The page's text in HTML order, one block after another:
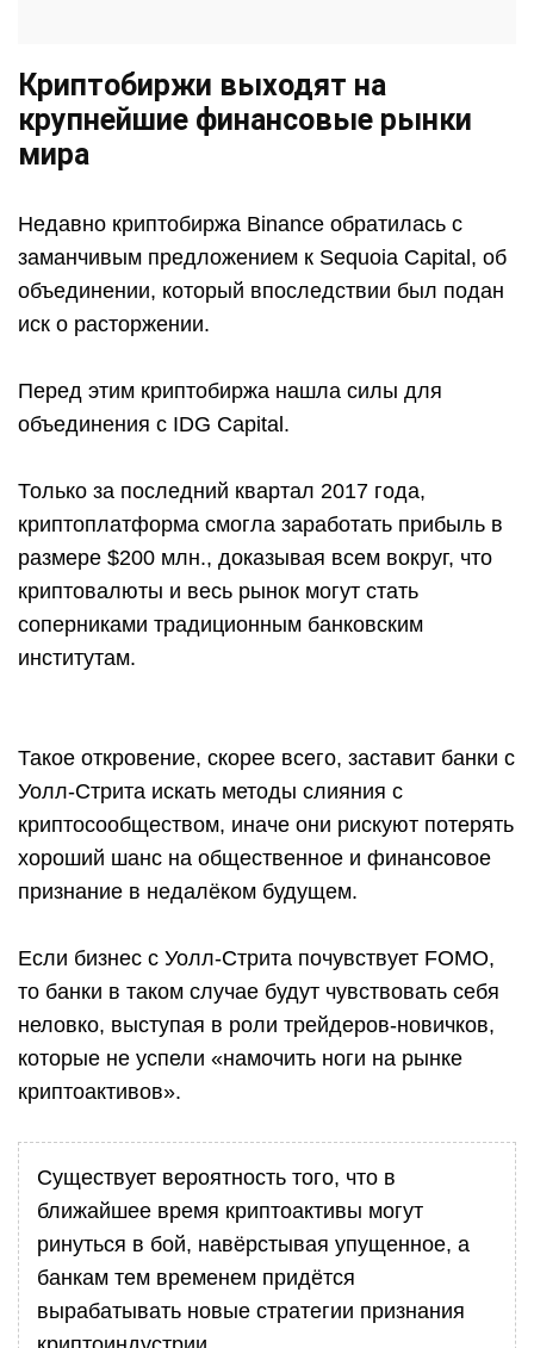
Криптобиржи выходят на
крупнейшие финансовые рынки
мира
Недавно криптобиржа Binance обратилась с
заманчивым предложением к Sequoia Capital, об
объединении, который впоследствии был подан
иск о расторжении.
Перед этим криптобиржа нашла силы для
объединения с IDG Capital.
Только за последний квартал 2017 года,
криптоплатформа смогла заработать прибыль в
размере $200 млн., доказывая всем вокруг, что
криптовалюты и весь рынок могут стать
соперниками традиционным банковским
институтам.
Такое откровение, скорее всего, заставит банки с
Уолл-Стрита искать методы слияния с
криптосообществом, иначе они рискуют потерять
хороший шанс на общественное и финансовое
признание в недалёком будущем.
Если бизнес с Уолл-Стрита почувствует FOMO,
то банки в таком случае будут чувствовать себя
неловко, выступая в роли трейдеров-новичков,
которые не успели «намочить ноги на рынке
криптоактивов».
Существует вероятность того, что в
ближайшее время криптоактивы могут
ринуться в бой, навёрстывая упущенное, а
банкам тем временем придётся
вырабатывать новые стратегии признания